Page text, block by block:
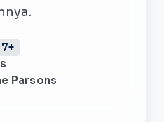
Parsons